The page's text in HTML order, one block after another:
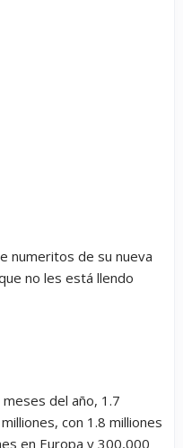
numeritos de su nueva
no les está llendo
del año, 1.7
con 1.8 milliones
en Europa y 300,000